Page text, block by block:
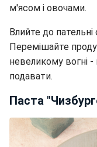
м'ясом і овочами.
Влийте до
Перемішайте
невеликому вогні
подавати.
Паста